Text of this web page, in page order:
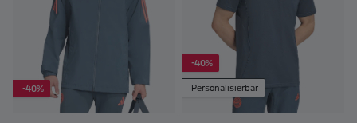
-40%
-40%
Personalisierbar